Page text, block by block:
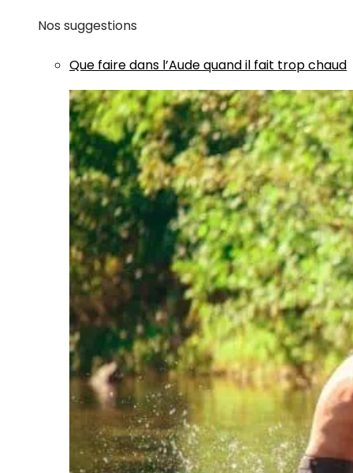
Nos suggestions
Que faire dans l’Aude quand il fait trop chaud